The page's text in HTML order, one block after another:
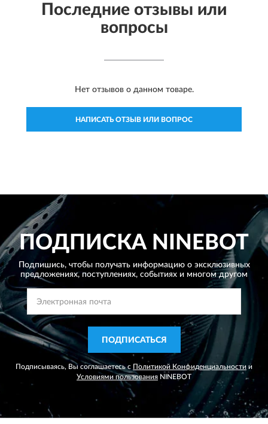
Последние отзывы или
вопросы
Нет отзывов о данном товаре.
НАПИСАТЬ ОТЗЫВ ИЛИ ВОПРОС
ПОДПИСКА NINEBOT
Подпишись, чтобы получать информацию о эксклюзивных
предложениях, поступлениях, событиях и многом другом
ПОДПИСАТЬСЯ
Подписываясь, Вы соглашаетесь с Политикой Конфиденциальности и
Условиями пользования NINEBOT